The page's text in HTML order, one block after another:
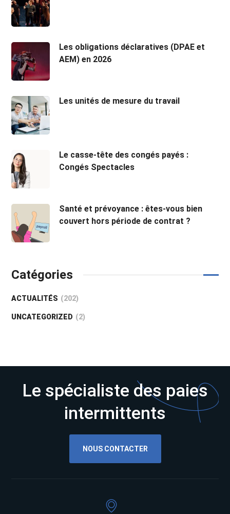
Les obligations déclaratives (DPAE et
AEM) en 2026
Les unités de mesure du travail
Le casse-tête des congés payés :
Congés Spectacles
Santé et prévoyance : êtes-vous bien
couvert hors période de contrat ?
Catégories
ACTUALITÉS (202)
UNCATEGORIZED (2)
Le spécialiste des paies
intermittents
NOUS CONTACTER